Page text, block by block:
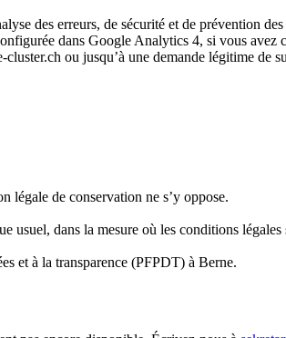
des erreurs, de sécurité et de prévention
dans Google Analytics 4, si vous avez
ou jusqu’à une demande légitime de
légale de conservation ne s’y oppose.
usuel, dans la mesure où les conditions légales
et à la transparence (PFPDT) à Berne.